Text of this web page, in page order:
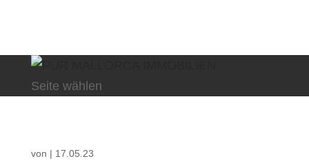
Seite wählen
von | 17.05.23